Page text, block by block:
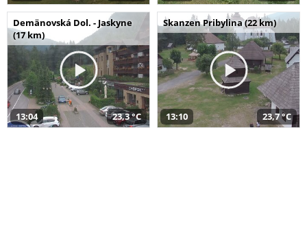
Demänovská Dol. - Jaskyne
(17 km)
13:04 23,3 °C
Skanzen Pribylina (22 km)
13:10 23,7 °C